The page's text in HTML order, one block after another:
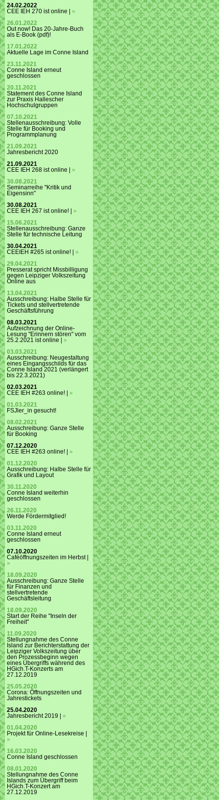
24.02.2022
CEE IEH 270 ist online | »
26.01.2022
Out now! Das 20-Jahre-Buch
als E-Book (pdf)!
17.01.2022
Aktuelle Lage im Conne Island
23.11.2021
Conne Island erneut
geschlossen
20.11.2021
Statement des Conne Island
zur Praxis Hallescher
Hochschulgruppen
07.10.2021
Stellenausschreibung: Volle
Stelle für Booking und
Programmplanung
21.09.2021
Jahresbericht 2020
21.09.2021
CEE IEH 268 ist online | »
30.08.2021
Seminarreihe "Kritik und
Eigensinn"
30.08.2021
CEE IEH 267 ist online! | »
15.06.2021
Stellenausschreibung: Ganze
Stelle für technische Leitung
30.04.2021
CEEIEH #265 ist online! | »
29.04.2021
Presserat spricht Missbilligung
gegen Leipziger Volkszeitung
Online aus
13.04.2021
Ausschreibung: Halbe Stelle für
Tickets und stellvertretende
Geschäftsführung
08.03.2021
Aufzeichnung der Online-
Lesung "Erinnern stören" vom
25.2.2021 ist online | »
03.03.2021
Ausschreibung: Neugestaltung
eines Eingangsschilds für das
Conne Island 2021 (verlängert
bis 22.3.2021)
02.03.2021
CEE IEH #263 online! | »
01.03.2021
FSJler_in gesucht!
08.02.2021
Ausschreibung: Ganze Stelle
für Booking
07.12.2020
CEE IEH #263 online! | »
01.12.2020
Ausschreibung: Halbe Stelle für
Grafik und Layout
30.11.2020
Conne Island weiterhin
geschlossen
26.11.2020
Werde Fördermitglied!
03.11.2020
Conne Island erneut
geschlossen
07.10.2020
Caféöffnungszeiten im Herbst |
»
18.09.2020
Ausschreibung: Ganze Stelle
für Finanzen und
stellvertretende
Geschäftsleitung
18.09.2020
Start der Reihe "Inseln der
Freiheit"
11.09.2020
Stellungnahme des Conne
Island zur Berichterstattung der
Leipziger Volkszeitung über
den Prozessbeginn wegen
eines Übergriffs während des
HGich.T-Konzerts am
27.12.2019
25.05.2020
Corona: Öffnungszeiten und
Jahrestickets
25.04.2020
Jahresbericht 2019 | »
01.04.2020
Projekt für Online-Lesekreise |
»
16.03.2020
Conne Island geschlossen
08.01.2020
Stellungnahme des Conne
Islands zum Übergriff beim
HGich.T-Konzert am
27.12.2019